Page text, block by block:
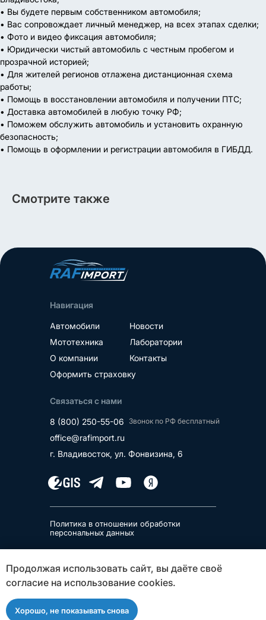
• Вы будете первым собственником автомобиля;
• Вас сопровождает личный менеджер, на всех этапах сделки;
• Фото и видео фиксация автомобиля;
• Юридически чистый автомобиль с честным пробегом и
прозрачной историей;
• Для жителей регионов отлажена дистанционная схема
работы;
• Помощь в восстановлении автомобиля и получении ПТС;
• Доставка автомобилей в любую точку РФ;
• Поможем обслужить автомобиль и установить охранную
безопасность;
• Помощь в оформлении и регистрации автомобиля в ГИБДД.
Смотрите также
©️ 2026 Rafimport. Все права защищены.
Навигация
Автомобили
Мототехника
О компании
Оформить страховку
Новости
Лаборатории
Контакты
Связаться с нами
8 (800) 250-55-06
office@rafimport.ru
г. Владивосток, ул. Фонвизина, 6
ИНН 2536341302, ОГРН 1232500026780
690014, Приморский край, г Владивосток,
Политика в отношении обработки
персональных данных
Звонок по РФ бесплатный
Продолжая использовать сайт, вы даёте своё
согласие на использование cookies.
Хорошо, не показывать снова